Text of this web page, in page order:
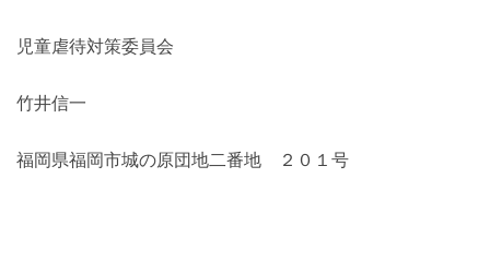
児童虐待対策委員会
竹井信一
福岡県福岡市城の原団地二番地 ２０１号